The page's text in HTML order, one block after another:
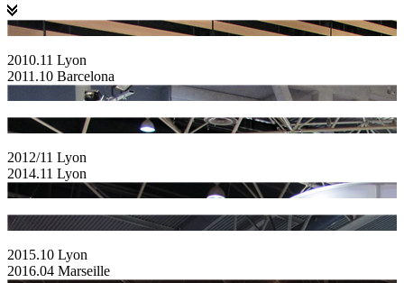
2010.11 Lyon
2011.10 Barcelona
2012/11 Lyon
2014.11 Lyon
2015.10 Lyon
2016.04 Marseille